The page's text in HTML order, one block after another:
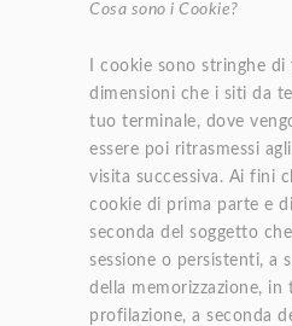
Cosa sono i Cookie?
I cookie sono stringhe
dimensioni che i siti da
tuo terminale, dove
essere poi ritrasmessi
visita successiva. Ai fini
cookie di prima parte e
seconda del soggetto
sessione o persistenti, a
della memorizzazione, in
profilazione, a seconda